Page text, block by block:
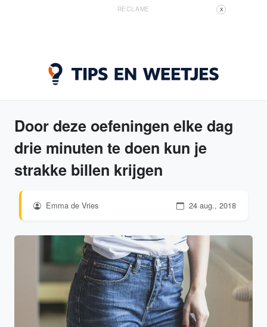
RECLAME X
Door deze oefeningen elke dag
drie minuten te doen kun je
strakke billen krijgen
Emma de Vries 24 aug., 2018